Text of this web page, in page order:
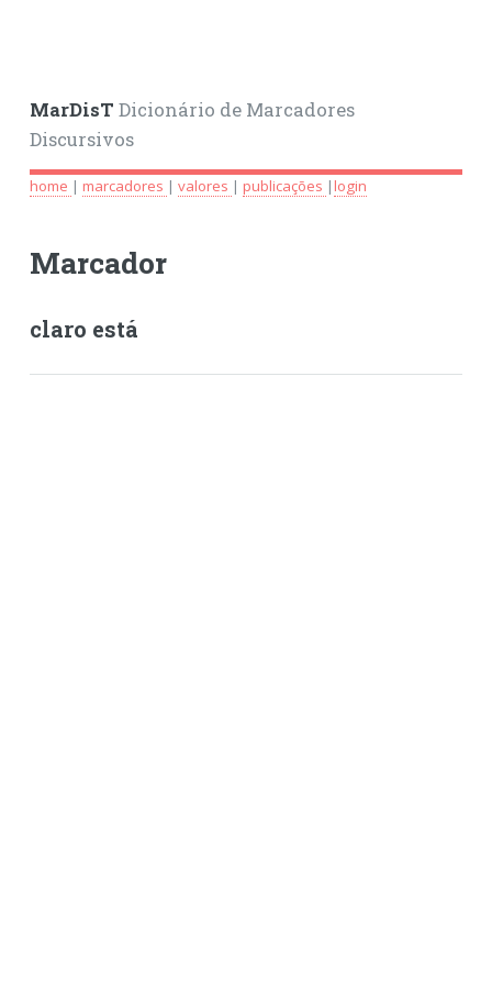
MarDisT Dicionário de Marcadores
Discursivos
home | marcadores | valores | publicações |login
Marcador
claro está